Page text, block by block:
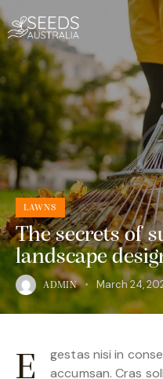
LAWNS
The secrets of
landscape
ADMIN March 24,
e
gestas nisi in
accumsan. Cras